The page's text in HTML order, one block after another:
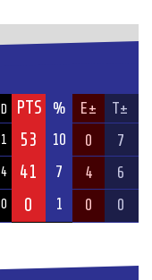
D PTS % E± T±
1 53 10 0 7
4 41 7 4 6
0 0 1 0 0